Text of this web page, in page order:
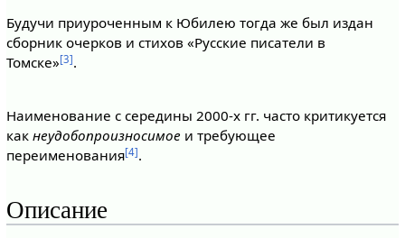
Будучи приуроченным к Юбилею тогда же был издан
сборник очерков и стихов «Русские писатели в
Томске»[3].
Наименование с середины 2000-х гг. часто критикуется
как неудобопроизносимое и требующее
переименования[4].
Описание